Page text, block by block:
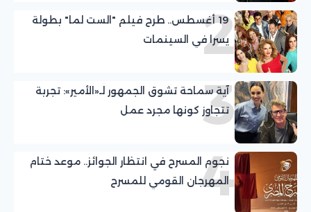
219 أغسطس.. طرح فيلم "الست لما" بطولة
يسرا في السينمات
3
آية سماحة تشوق الجمهور لـ«الأمير»: تجربة
تتجاوز كونها مجرد عمل
4
نجوم المسرح في انتظار الجوائز.. موعد ختام
المهرجان القومي للمسرح